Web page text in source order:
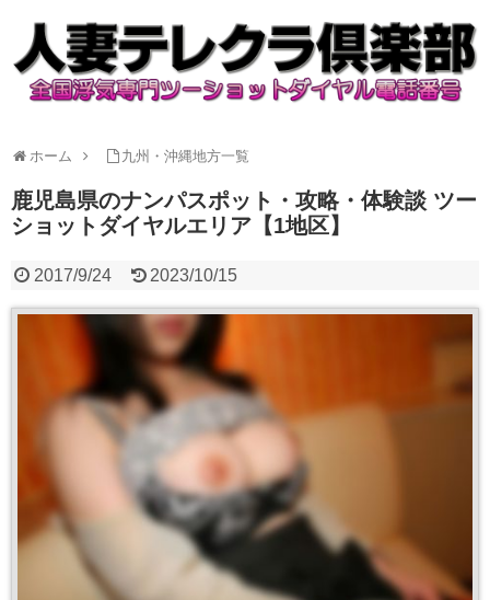
ホーム 九州・沖縄地方一覧
鹿児島県のナンパスポット・攻略・体験談 ツー
ショットダイヤルエリア【1地区】
2017/9/24 2023/10/15